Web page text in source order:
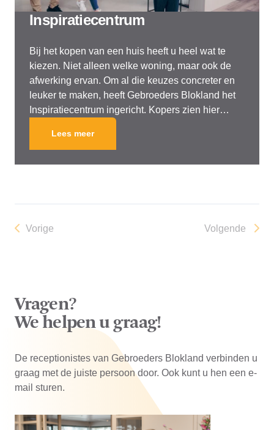
Inspiratiecentrum
Bij het kopen van een huis heeft u heel wat te
kiezen. Niet alleen welke woning, maar ook de
afwerking ervan. Om al die keuzes concreter en
leuker te maken, heeft Gebroeders Blokland het
Inspiratiecentrum ingericht. Kopers zien hier
overeenkomst, maar wooncomfort en tastbare
Lees meer
Vorige Volgende
Vragen?
We helpen u graag!
De receptionistes van Gebroeders Blokland verbinden u
graag met de juiste persoon door. Ook kunt u hen een e-
mail sturen.